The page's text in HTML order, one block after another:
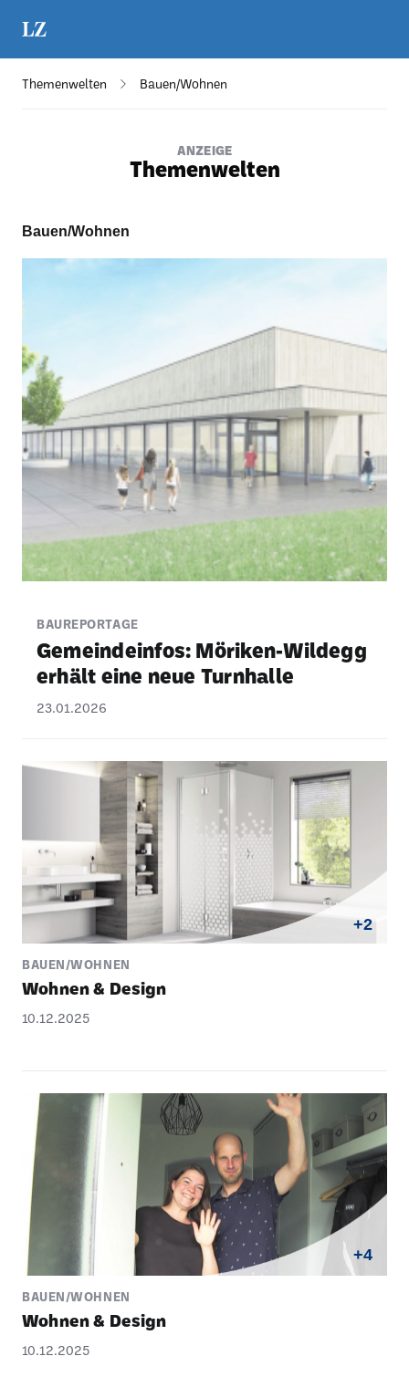
Themenwelten Bauen/Wohnen
ANZEIGE
Themenwelten
Bauen/Wohnen
BAUREPORTAGE
Gemein­de­infos: Möriken-Wildegg
erhält eine neue Turn­halle
23.01.2026
+2
BAUEN/WOHNEN
Wohnen & Design
10.12.2025
+4
BAUEN/WOHNEN
Wohnen & Design
10.12.2025